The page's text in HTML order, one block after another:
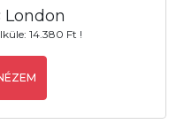
14.380 Ft !